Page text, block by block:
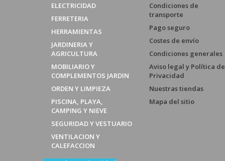
ELECTRICIDAD
FERRETERIA
HERRAMIENTAS
JARDINERIA Y
AGRICULTURA
MOBILIARIO Y
COMPLEMENTOS JARDIN
ORDEN Y LIMPIEZA
PISCINA, PLAYA,
CAMPING Y NIEVE
SEGURIDAD Y VESTUARIO
VENTILACION Y
CALEFACCION
Condiciones de
transporte
Pago seguro
Costes de envío
Condiciones generales
Aviso legal y Política de
Privacidad
Nuestras tiendas
Mapa del sitio